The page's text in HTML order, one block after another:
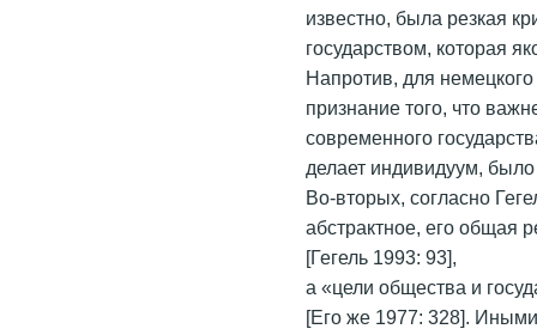
известно, была резкая
государством, которая
Напротив, для
признание того, что
современного
делает индивидуум,
Во-вторых, согласно
абстрактное, его общая
[Гегель 1993: 93],
а «цели общества и
[Его же 1977: 328]. Иными